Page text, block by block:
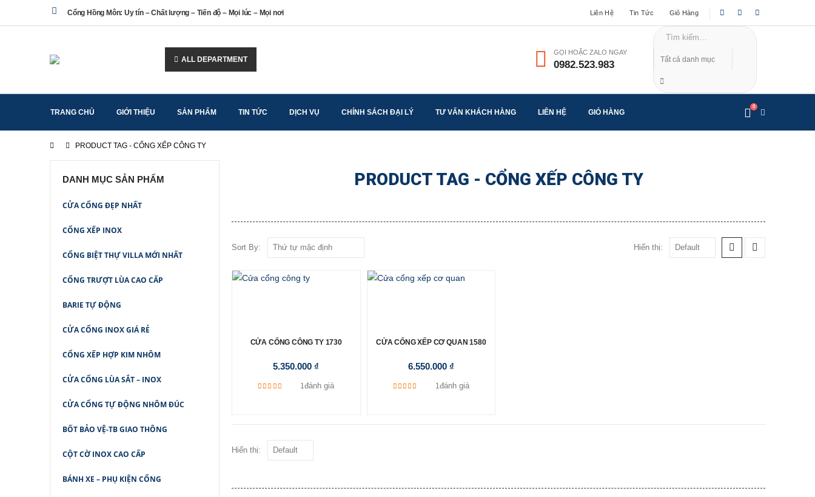
Cổng Hồng Môn: Uy tín – Chất lượng – Tiến độ – Mọi lúc – Mọi nơi Liên Hệ Tin Tức Giỏ Hàng
ALL DEPARTMENT
GỌI HOẶC ZALO NGAY
0982.523.983
TRANG CHỦ GIỚI THIỆU SẢN PHẨM TIN TỨC DỊCH VỤ CHÍNH SÁCH ĐẠI LÝ TƯ VẤN KHÁCH HÀNG LIÊN HỆ GIỎ HÀNG
0
PRODUCT TAG - CỔNG XẾP CÔNG TY
PRODUCT TAG - CỔNG XẾP CÔNG TY
Sort By: Hiển thị:
CỬA CỔNG CÔNG TY 1730
5.350.000 ₫
1đánh giá
CỬA CỔNG XẾP CƠ QUAN 1580
6.550.000 ₫
1đánh giá
Hiển thị:
DANH MỤC SẢN PHẨM
CỬA CỔNG ĐẸP NHẤT
CỔNG XẾP INOX
CỔNG BIỆT THỰ VILLA MỚI NHẤT
CỔNG TRƯỢT LÙA CAO CẤP
BARIE TỰ ĐỘNG
CỬA CỔNG INOX GIÁ RẺ
CỔNG XẾP HỢP KIM NHÔM
CỬA CỔNG LÙA SẮT – INOX
CỬA CỔNG TỰ ĐỘNG NHÔM ĐÚC
BỐT BẢO VỆ-TB GIAO THÔNG
CỘT CỜ INOX CAO CẤP
BÁNH XE – PHỤ KIỆN CỔNG